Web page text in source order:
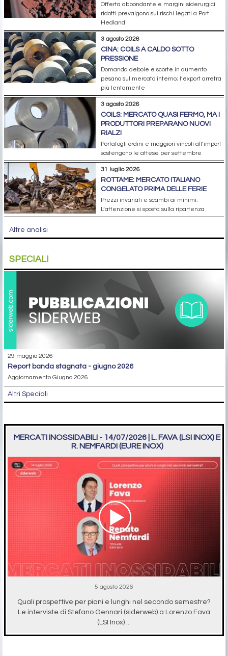
Offerta abbondante e margini siderurgici
ridotti prevalgono sui rischi legati a Port
Hedland
3 agosto 2026
CINA: COILS A CALDO SOTTO
PRESSIONE
Domanda debole e scorte in aumento
pesano sul mercato interno; l’export arretra
più lentamente
3 agosto 2026
COILS: MERCATO QUASI FERMO, MA I
PRODUTTORI PREPARANO NUOVI
RIALZI
Portafogli ordini e maggiori vincoli all’import
sostengono le attese per settembre
31 luglio 2026
ROTTAME: MERCATO ITALIANO
CONGELATO PRIMA DELLE FERIE
Prezzi invariati e scambi ai minimi.
L’attenzione si sposta sulla ripartenza
Altre analisi
SPECIALI
29 maggio 2026
report banda stagnata - giugno 2026
Aggiornamento Giugno 2026
Altri Speciali
MERCATI INOSSIDABILI - 14/07/2026 | L. FAVA (LSI INOX) E
R. NEMFARDI (EURE INOX)
5 agosto 2026
Quali prospettive per piani e lunghi nel secondo semestre?
Le interviste di Stefano Gennari (siderweb) a Lorenzo Fava
(LSI Inox) ...